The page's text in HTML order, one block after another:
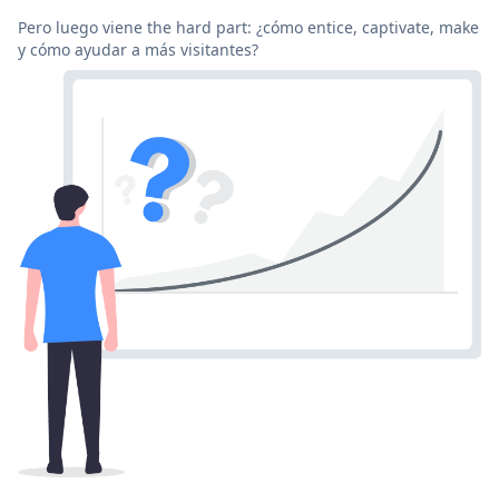
Pero luego viene the hard part: ¿cómo entice, captivate, make
y cómo ayudar a más visitantes?